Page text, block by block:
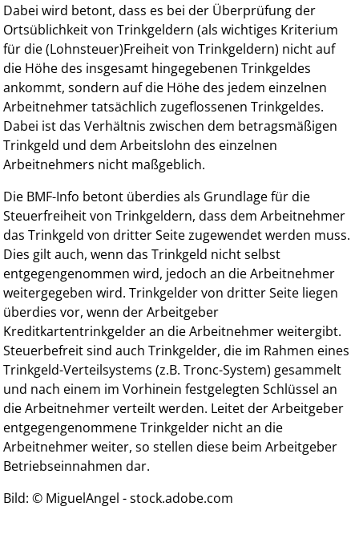
Dabei wird betont, dass es bei der Überprüfung der
Ortsüblichkeit von Trinkgeldern (als wichtiges Kriterium
für die (Lohnsteuer)Freiheit von Trinkgeldern) nicht auf
die Höhe des insgesamt hingegebenen Trinkgeldes
ankommt, sondern auf die Höhe des jedem einzelnen
Arbeitnehmer tatsächlich zugeflossenen Trinkgeldes.
Dabei ist das Verhältnis zwischen dem betragsmäßigen
Trinkgeld und dem Arbeitslohn des einzelnen
Arbeitnehmers nicht maßgeblich.
Die BMF-Info betont überdies als Grundlage für die
Steuerfreiheit von Trinkgeldern, dass dem Arbeitnehmer
das Trinkgeld von dritter Seite zugewendet werden muss.
Dies gilt auch, wenn das Trinkgeld nicht selbst
entgegengenommen wird, jedoch an die Arbeitnehmer
weitergegeben wird. Trinkgelder von dritter Seite liegen
überdies vor, wenn der Arbeitgeber
Kreditkartentrinkgelder an die Arbeitnehmer weitergibt.
Steuerbefreit sind auch Trinkgelder, die im Rahmen eines
Trinkgeld-Verteilsystems (z.B. Tronc-System) gesammelt
und nach einem im Vorhinein festgelegten Schlüssel an
die Arbeitnehmer verteilt werden. Leitet der Arbeitgeber
entgegengenommene Trinkgelder nicht an die
Arbeitnehmer weiter, so stellen diese beim Arbeitgeber
Betriebseinnahmen dar.
Bild: © MiguelAngel - stock.adobe.com